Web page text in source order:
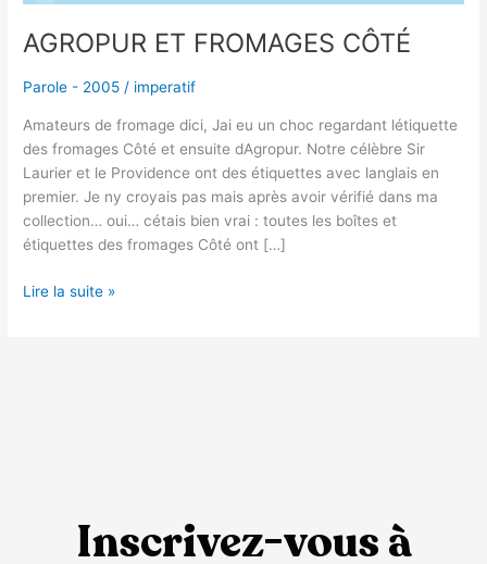
AGROPUR ET FROMAGES CÔTÉ
Parole - 2005 / imperatif
Amateurs de fromage dici, Jai eu un choc regardant létiquette
des fromages Côté et ensuite dAgropur. Notre célèbre Sir
Laurier et le Providence ont des étiquettes avec langlais en
premier. Je ny croyais pas mais après avoir vérifié dans ma
collection… oui… cétais bien vrai : toutes les boîtes et
étiquettes des fromages Côté ont […]
Lire la suite »
Inscrivez-vous à